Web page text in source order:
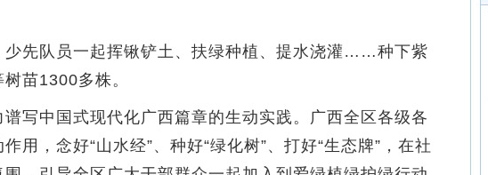
先队员一起挥锹铲土、扶绿种植、提水浇灌……种下紫
苗1300多株。
中国式现代化广西篇章的生动实践。广西全区各级各
用，念好“山水经”、种好“绿化树”、打好“生态牌”，在社